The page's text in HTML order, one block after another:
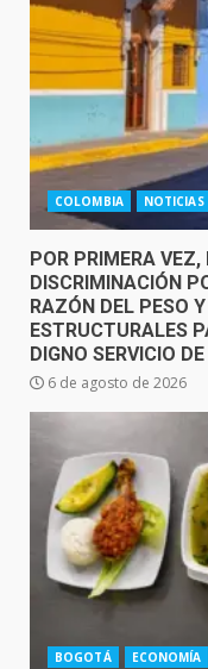
COLOMBIA NOTICIAS
POR PRIMERA
DISCRIMINACIÓN
RAZÓN DEL PESO
ESTRUCTURALES
DIGNO SERVICIO
6 de agosto de 2026
BOGOTÁ ECONOMÍA